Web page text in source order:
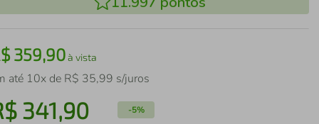
359,90à vista
até 10x de R$ 35,99 s/juros
341,90 -5%